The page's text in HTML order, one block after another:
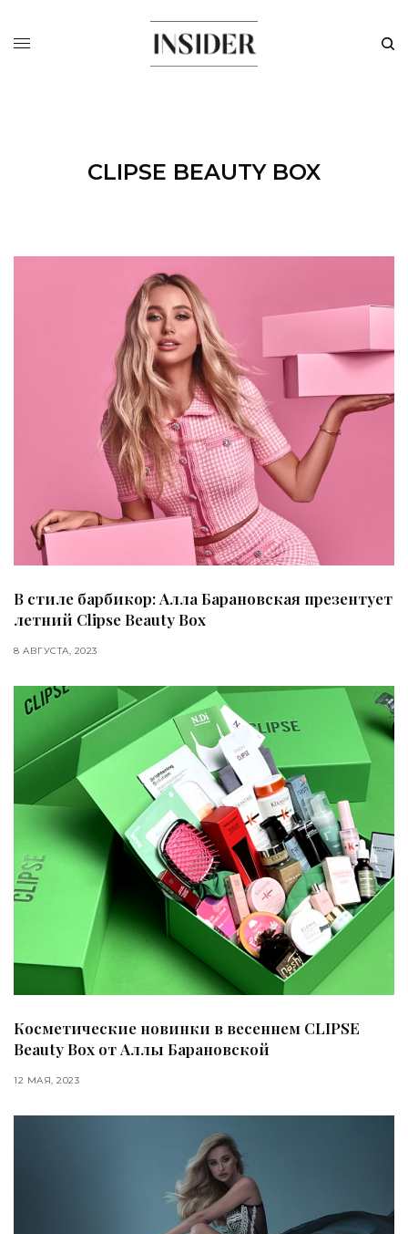
CLIPSE BEAUTY BOX
В стиле барбикор: Алла Барановская презентует
летний Clipse Beauty Box
8 АВГУСТА, 2023
Косметические новинки в весеннем CLIPSE
Beauty Box от Аллы Барановской
12 МАЯ, 2023